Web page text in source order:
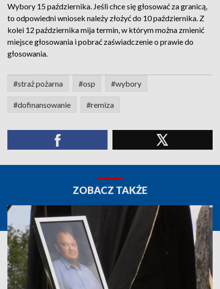
Wybory 15 października. Jeśli chce się głosować za granicą,
to odpowiedni wniosek należy złożyć do 10 października. Z
kolei 12 października mija termin, w którym można zmienić
miejsce głosowania i pobrać zaświadczenie o prawie do
głosowania.
#straż pożarna #osp #wybory
#dofinansowanie #remiza
ZOBACZ TAKŻE